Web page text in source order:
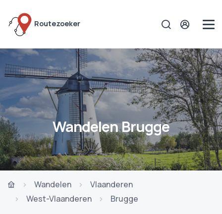
Routezoeker
Wandelen Brugge
Wandelen
Vlaanderen
West-Vlaanderen
Brugge